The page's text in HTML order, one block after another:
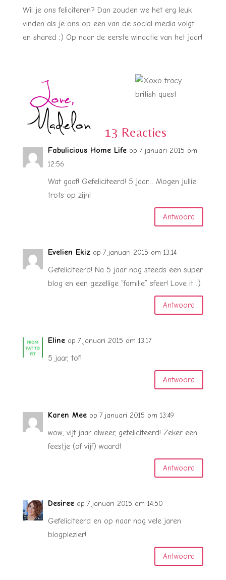
Wil je ons feliciteren? Dan zouden we het erg leuk
vinden als je ons op een van de social media volgt
en shared ;) Op naar de eerste winactie van het jaar!
13 Reacties
Fabulicious Home Life op 7 januari 2015 om
12:56
Wat gaaf! Gefeliciteerd! 5 jaar… Mogen jullie
trots op zijn!
Antwoord
Evelien Ekiz op 7 januari 2015 om 13:14
Gefeliciteerd! Na 5 jaar nog steeds een super
blog en een gezellige “familie” sfeer! Love it :)
Antwoord
Eline op 7 januari 2015 om 13:17
5 jaar, tof!
Antwoord
Karen Mee op 7 januari 2015 om 13:49
wow, vijf jaar alweer, gefeliciteerd! Zeker een
feestje (of vijf) waard!
Antwoord
Desiree op 7 januari 2015 om 14:50
Gefeliciteerd en op naar nog vele jaren
blogplezier!
Antwoord